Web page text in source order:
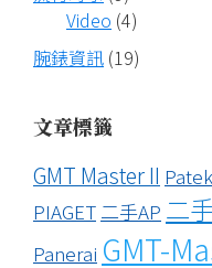
Video (4)
腕錶資訊 (19)
文章標籤
GMT Master II
PIAGET 二手AP 二
Panerai GMT-